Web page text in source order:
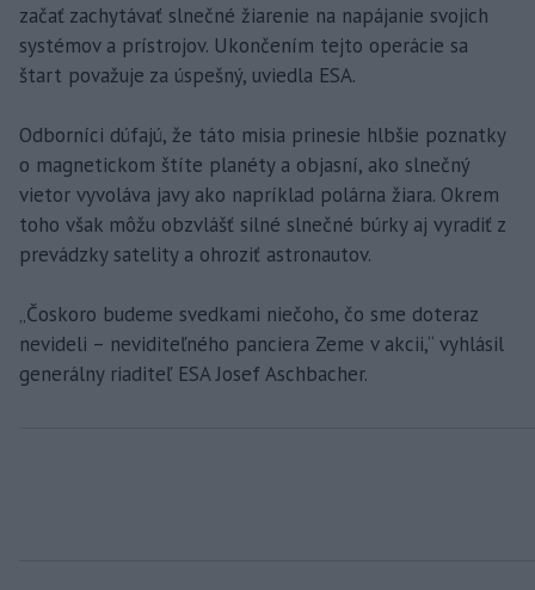
začať zachytávať slnečné žiarenie na napájanie svojich
systémov a prístrojov. Ukončením tejto operácie sa
štart považuje za úspešný, uviedla ESA.
Odborníci dúfajú, že táto misia prinesie hlbšie poznatky
o magnetickom štíte planéty a objasní, ako slnečný
vietor vyvoláva javy ako napríklad polárna žiara. Okrem
toho však môžu obzvlášť silné slnečné búrky aj vyradiť z
prevádzky satelity a ohroziť astronautov.
„Čoskoro budeme svedkami niečoho, čo sme doteraz
nevideli – neviditeľného panciera Zeme v akcii,“ vyhlásil
generálny riaditeľ ESA Josef Aschbacher.